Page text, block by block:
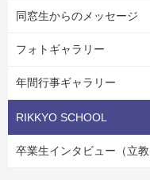
同窓生からのメッセージ
フォトギャラリー
年間行事ギャラリー
RIKKYO SCHOOL
卒業生インタビュー（立教